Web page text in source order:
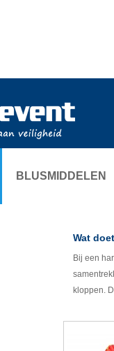
BLUSMIDDELEN
Wat
Bij een
kloppen.